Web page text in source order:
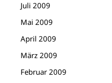
Juli 2009
Mai 2009
April 2009
März 2009
Februar 2009